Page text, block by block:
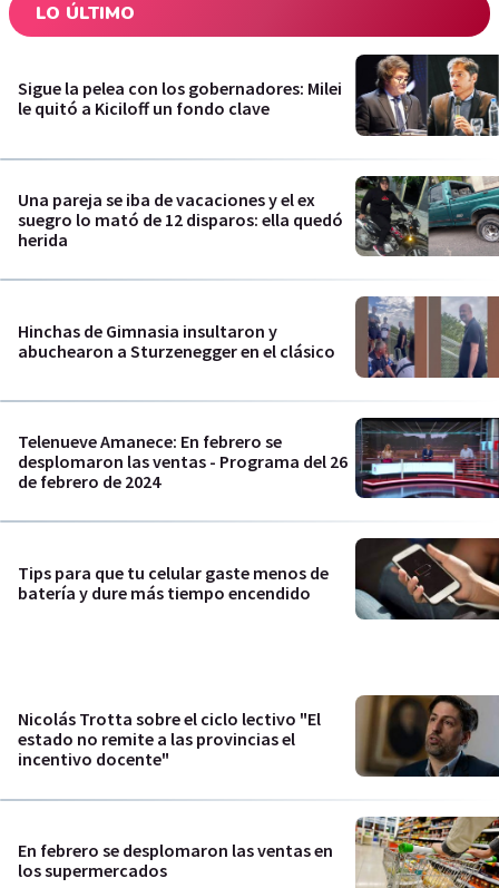
LO ÚLTIMO
Sigue la pelea con los gobernadores: Milei
le quitó a Kiciloff un fondo clave
Una pareja se iba de vacaciones y el ex
suegro lo mató de 12 disparos: ella quedó
herida
Hinchas de Gimnasia insultaron y
abuchearon a Sturzenegger en el clásico
Telenueve Amanece: En febrero se
desplomaron las ventas - Programa del 26
de febrero de 2024
Tips para que tu celular gaste menos de
batería y dure más tiempo encendido
Nicolás Trotta sobre el ciclo lectivo "El
estado no remite a las provincias el
incentivo docente"
En febrero se desplomaron las ventas en
los supermercados